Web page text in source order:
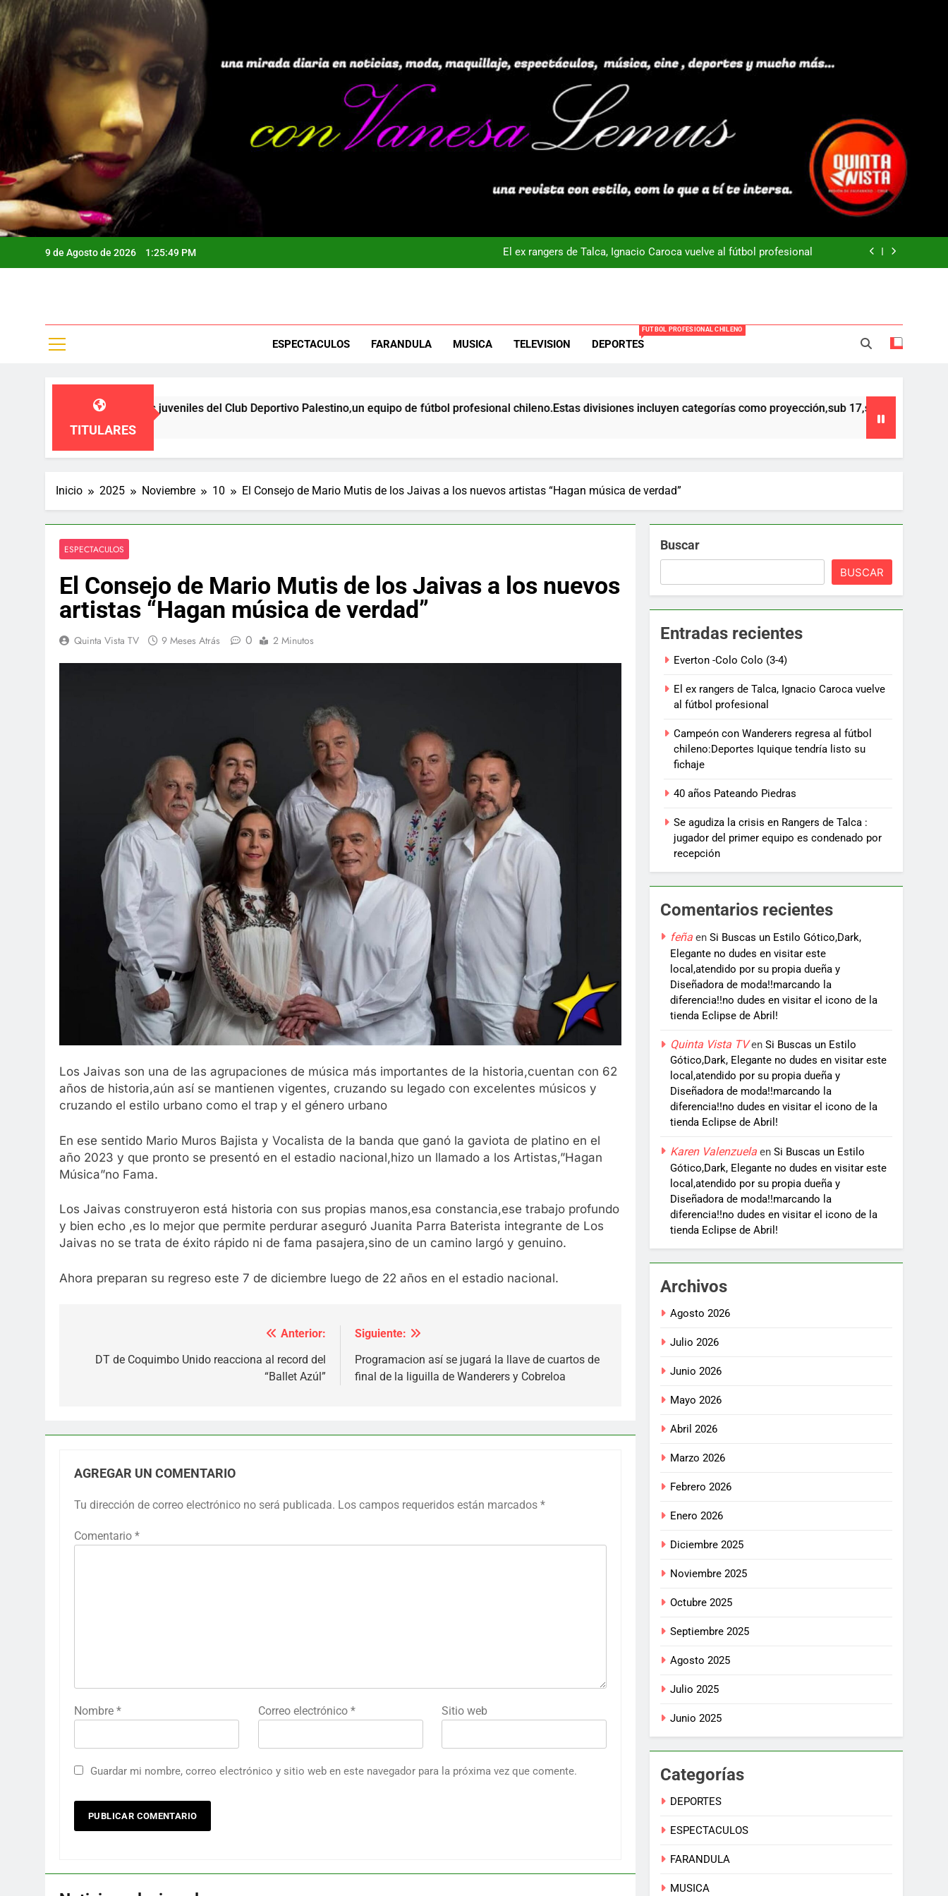
Saltar
al
contenido
9 de Agosto de 2026 1:25:50 PM
40 años Pateando Piedras
El ex rangers de Talca, Ignacio Caroca vuelve al fútbol profesional
Campeón con Wanderers regresa al fútbol chileno:Deportes Iquique tendría listo su fichaje
ESPECTACULOS FARANDULA MUSICA TELEVISION DEPORTES
FUTBOL PROFESIONAL CHILENO
TITULARES
a las diviciones juveniles del Club Deportivo Palestino,un equipo de fútbol profesional chileno.Estas divisiones incluyen categorías como proyección,sub 17,sub 16 y sub 15 ,que
Inicio 2025 Noviembre 10 El Consejo de Mario Mutis de los Jaivas a los nuevos artistas “Hagan música de verdad”
ESPECTACULOS
El Consejo de Mario Mutis de los Jaivas a los nuevos
artistas “Hagan música de verdad”
Quinta Vista TV 9 Meses Atrás 0 2 Minutos
Los Jaivas son una de las agrupaciones de música más importantes de la historia,cuentan con 62
años de historia,aún así se mantienen vigentes, cruzando su legado con excelentes músicos y
cruzando el estilo urbano como el trap y el género urbano
En ese sentido Mario Muros Bajista y Vocalista de la banda que ganó la gaviota de platino en el
año 2023 y que pronto se presentó en el estadio nacional,hizo un llamado a los Artistas,”Hagan
Música”no Fama.
Los Jaivas construyeron está historia con sus propias manos,esa constancia,ese trabajo profundo
y bien echo ,es lo mejor que permite perdurar aseguró Juanita Parra Baterista integrante de Los
Jaivas no se trata de éxito rápido ni de fama pasajera,sino de un camino largó y genuino.
Ahora preparan su regreso este 7 de diciembre luego de 22 años en el estadio nacional.
Anterior:
DT de Coquimbo Unido reacciona al record del
“Ballet Azúl”
Siguiente:
Programacion así se jugará la llave de cuartos de
final de la liguilla de Wanderers y Cobreloa
AGREGAR UN COMENTARIO
Tu dirección de correo electrónico no será publicada. Los campos requeridos están marcados *
Comentario *
Nombre * Correo electrónico * Sitio web
Guardar mi nombre, correo electrónico y sitio web en este navegador para la próxima vez que comente.
Buscar
BUSCAR
Entradas recientes
Everton -Colo Colo (3-4)
El ex rangers de Talca, Ignacio Caroca vuelve
al fútbol profesional
Campeón con Wanderers regresa al fútbol
chileno:Deportes Iquique tendría listo su
fichaje
40 años Pateando Piedras
Se agudiza la crisis en Rangers de Talca :
jugador del primer equipo es condenado por
recepción
Comentarios recientes
feña enSi Buscas un Estilo Gótico,Dark,
Elegante no dudes en visitar este
local,atendido por su propia dueña y
Diseñadora de moda!!marcando la
diferencia!!no dudes en visitar el icono de la
tienda Eclipse de Abril!
Quinta Vista TVenSi Buscas un Estilo
Gótico,Dark, Elegante no dudes en visitar este
local,atendido por su propia dueña y
Diseñadora de moda!!marcando la
diferencia!!no dudes en visitar el icono de la
tienda Eclipse de Abril!
Karen Valenzuela enSi Buscas un Estilo
Gótico,Dark, Elegante no dudes en visitar este
local,atendido por su propia dueña y
Diseñadora de moda!!marcando la
diferencia!!no dudes en visitar el icono de la
tienda Eclipse de Abril!
Archivos
Agosto 2026
Julio 2026
Junio 2026
Mayo 2026
Abril 2026
Marzo 2026
Febrero 2026
Enero 2026
Diciembre 2025
Noviembre 2025
Octubre 2025
Septiembre 2025
Agosto 2025
Julio 2025
Junio 2025
Categorías
DEPORTES
ESPECTACULOS
FARANDULA
MUSICA